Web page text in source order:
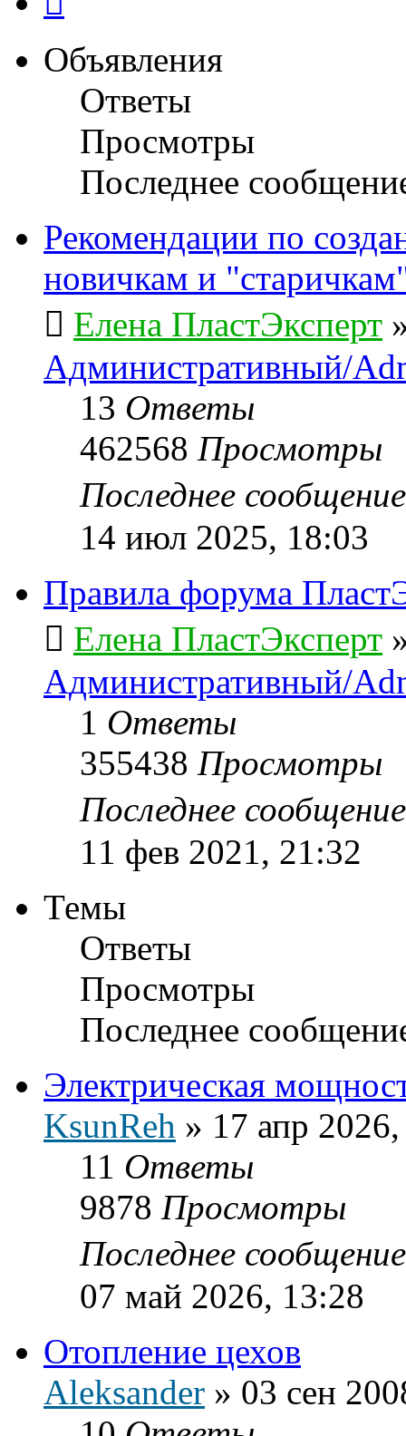
Объявления
Ответы
Просмотры
Последнее
Рекомендации по
новичкам и
Елена ПластЭксперт
Административный/
13 Ответы
462568 Просмотры
Последнее
14 июл 2025, 18:03
Правила форума
Елена ПластЭксперт
Административный/
1 Ответы
355438 Просмотры
Последнее
11 фев 2021, 21:32
Темы
Ответы
Просмотры
Последнее
Электрическая
KsunReh » 17 апр
11 Ответы
9878 Просмотры
Последнее
07 май 2026, 13:28
Отопление цехов
Aleksander » 03 сен